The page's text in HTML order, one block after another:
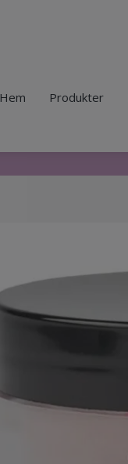
Hem Produkter